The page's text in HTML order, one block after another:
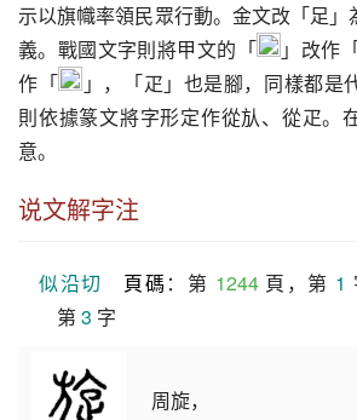
示以旗幟率領民眾行動。金文改「足」
義。戰國文字則將甲文的「
」改作
作「
」，「疋」也是腳，同樣都是
則依據篆文將字形定作從㫃、從疋。
意。
说文解字注
似沿切 頁碼 ：第 1244 頁，第 1
第 3 字
周旋，